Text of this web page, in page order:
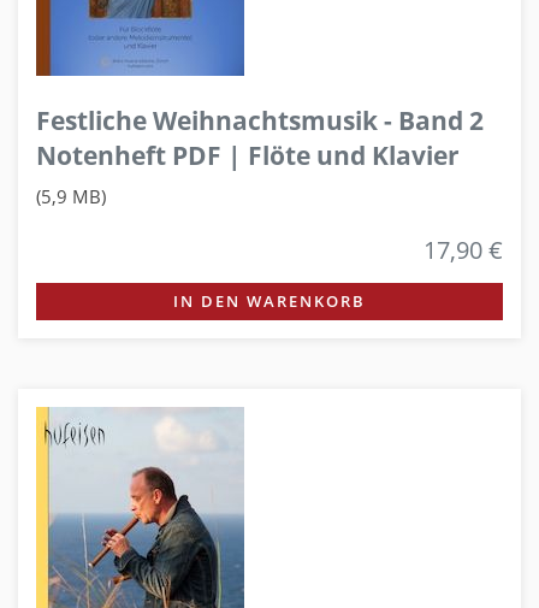
Festliche Weihnachtsmusik - Band 2
Notenheft PDF | Flöte und Klavier
(5,9 MB)
17,90 €
IN DEN WARENKORB